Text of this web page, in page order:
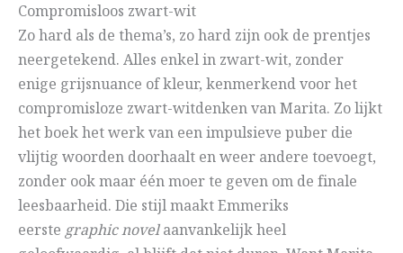
Compromisloos zwart-wit
Zo hard als de thema’s, zo hard zijn ook de prentjes
neergetekend. Alles enkel in zwart-wit, zonder
enige grijsnuance of kleur, kenmerkend voor het
compromisloze zwart-witdenken van Marita. Zo lijkt
het boek het werk van een impulsieve puber die
vlijtig woorden doorhaalt en weer andere toevoegt,
zonder ook maar één moer te geven om de finale
leesbaarheid. Die stijl maakt Emmeriks
eerste graphic novelaanvankelijk heel